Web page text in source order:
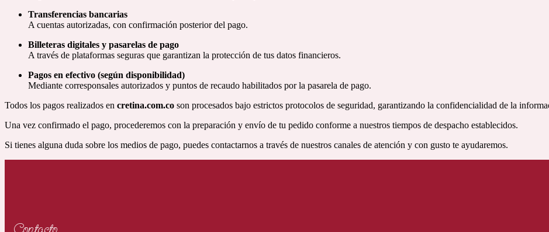
Transferencias bancarias
A cuentas autorizadas, con confirmación posterior del pago.
Billeteras digitales y pasarelas de pago
A través de plataformas seguras que garantizan la protección de tus datos financieros.
Pagos en efectivo (según disponibilidad)
Mediante corresponsales autorizados y puntos de recaudo habilitados por la pasarela de pago.
Todos los pagos realizados en cretina.com.co son procesados bajo estrictos protocolos de seguridad, garantizando la confidencialidad de la
Una vez confirmado el pago, procederemos con la preparación y envío de tu pedido conforme a nuestros tiempos de despacho establecidos.
Si tienes alguna duda sobre los medios de pago, puedes contactarnos a través de nuestros canales de atención y con gusto te ayudaremos.